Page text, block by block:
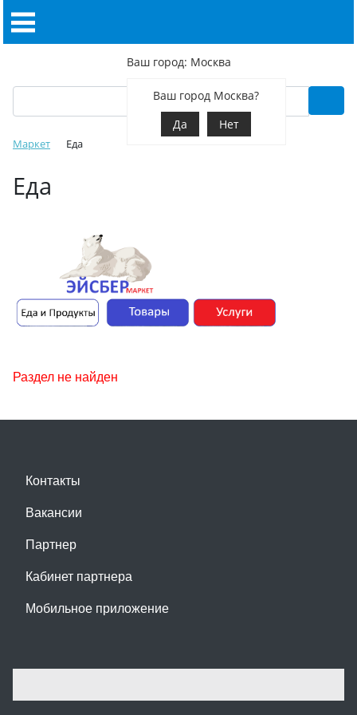
Ваш город: Москва
Ваш город Москва?
Да
Нет
Маркет Еда
Еда
Раздел не найден
Контакты
Вакансии
Партнер
Кабинет партнера
Мобильное приложение